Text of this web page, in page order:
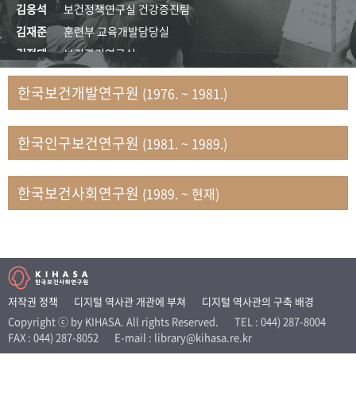
50+1주년 기념
성과 50선 숫자로 보는 50년
세계와 함께 한 KIHASA
VR 역사관
김응석
보건정책연구실 건강증진팀
김재준
훈련부 교육개발담당실
김정태
보건관리연구실
김지자
연구부 사회개발담당실
김태룡
조사평가부 연구과
문현상
가족복지연구실 인구가족연구팀
박인화
보건정책연구실
박재빈
연구부 인구역학담당실
변종화
보건정책연구실 건강증진팀
송건용
보건정책연구실
송태민
정보통계연구실 빅데이터연구센터
신희설
사업개발부 국제협력연구실
이규식
의료보험연구실
이문기
훈련부
한국보건개발연구원 (1976. ~ 1981.)
한국인구보건연구원 (1981. ~ 1989.)
한국보건사회연구원 (1989. ~ 현재)
저작권 정책 디지털 역사관 개관에 부쳐
디지털 역사관의 구축 배경
Copyright ⓒ by KIHASA. All rights Reserved.
TEL : 044) 287-8004
FAX : 044) 287-8052
E-mail : library@kihasa.re.kr